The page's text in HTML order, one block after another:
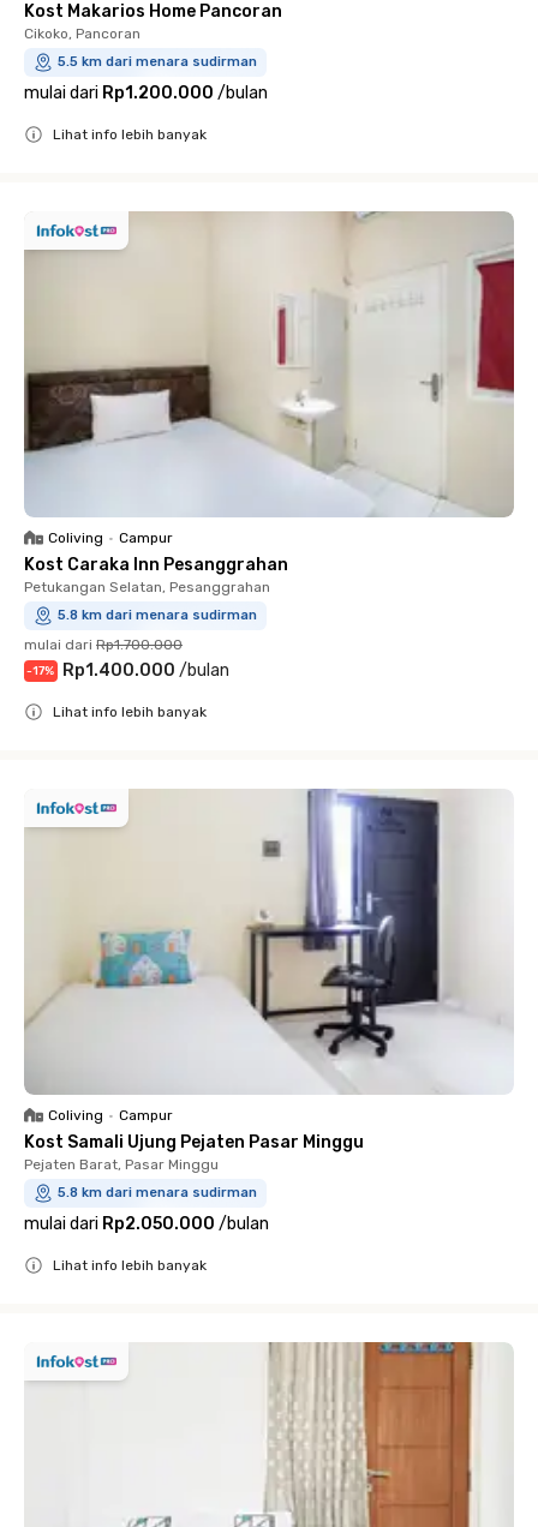
Kost Makarios Home Pancoran
Cikoko, Pancoran
5.5 km dari menara sudirman
mulai dari Rp1.200.000 /bulan
Lihat info lebih banyak
Coliving • Campur
Kost Caraka Inn Pesanggrahan
Petukangan Selatan, Pesanggrahan
5.8 km dari menara sudirman
mulai dari Rp1.700.000
-17% Rp1.400.000 /bulan
Lihat info lebih banyak
Coliving • Campur
Kost Samali Ujung Pejaten Pasar Minggu
Pejaten Barat, Pasar Minggu
5.8 km dari menara sudirman
mulai dari Rp2.050.000 /bulan
Lihat info lebih banyak